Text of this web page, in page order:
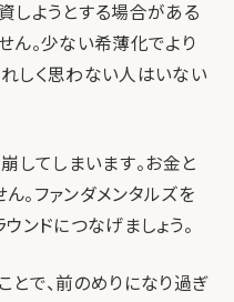
しようとする場合がある
ん。少ない希薄化でより
しく思わない人はいない
してしまいます。お金と
。ファンダメンタルズを
ンドにつなげましょう。
とで、前のめりになり過ぎ